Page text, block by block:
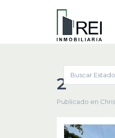
2
Publicado en